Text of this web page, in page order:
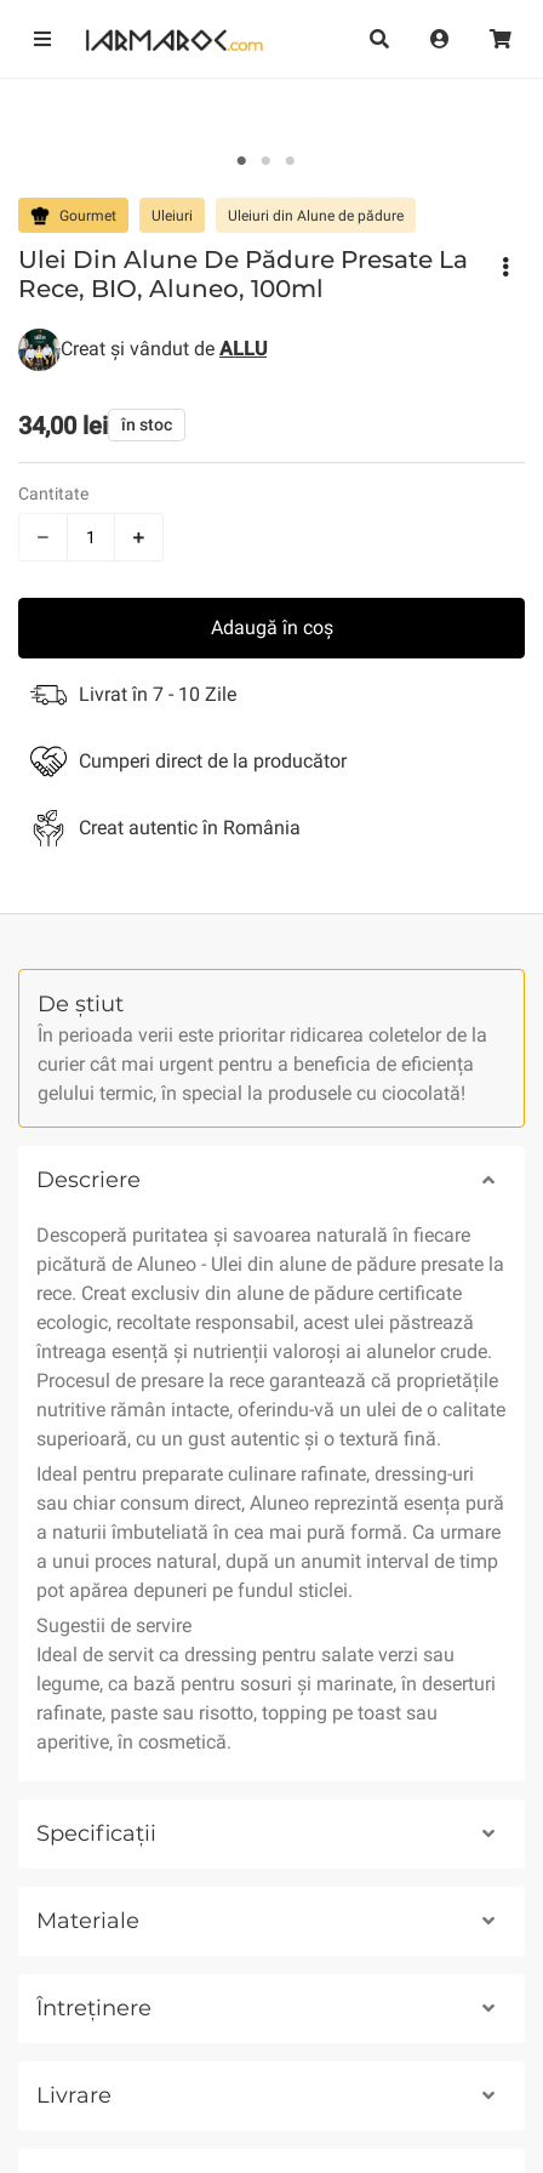
Gourmet Uleiuri Uleiuri din Alune de pădure
Ulei Din Alune De Pădure Presate La
Rece, BIO, Aluneo, 100ml
Creat și vândut de ALLU
34,00 lei în stoc
Cantitate
Adaugă în coș
Livrat în 7 - 10 Zile
Cumperi direct de la producător
Creat autentic în România
De știut
În perioada verii este prioritar ridicarea coletelor de la
curier cât mai urgent pentru a beneficia de eficiența
gelului termic, în special la produsele cu ciocolată!
Descriere
Descoperă puritatea și savoarea naturală în fiecare
picătură de Aluneo - Ulei din alune de pădure presate la
rece. Creat exclusiv din alune de pădure certificate
ecologic, recoltate responsabil, acest ulei păstrează
întreaga esență și nutrienții valoroși ai alunelor crude.
Procesul de presare la rece garantează că proprietățile
nutritive rămân intacte, oferindu-vă un ulei de o calitate
superioară, cu un gust autentic și o textură fină.
Ideal pentru preparate culinare rafinate, dressing-uri
sau chiar consum direct, Aluneo reprezintă esența pură
a naturii îmbuteliată în cea mai pură formă. Ca urmare
a unui proces natural, după un anumit interval de timp
pot apărea depuneri pe fundul sticlei.
Sugestii de servire
Ideal de servit ca dressing pentru salate verzi sau
legume, ca bază pentru sosuri și marinate, în deserturi
rafinate, paste sau risotto, topping pe toast sau
aperitive, în cosmetică.
Specificații
Materiale
Întreținere
Livrare